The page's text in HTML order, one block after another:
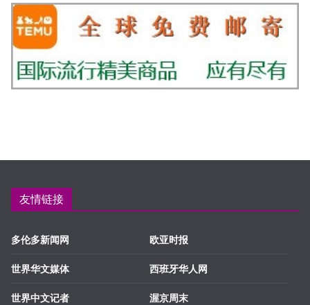
友情链接
多伦多新闻网
世界华文媒体
世界中文记者
欧亚时报
西班牙华人网
渥京周末